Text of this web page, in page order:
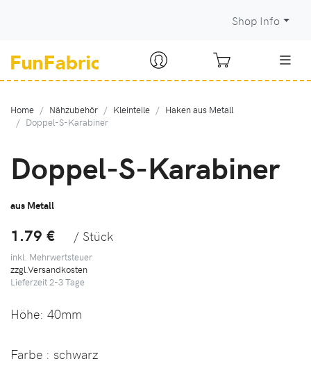
Shop Info
Home Nähzubehör Kleinteile
Haken aus Metall
Doppel-S-Karabiner
Doppel-S-Karabiner
aus Metall
1.79 € / Stück
inkl. Mehrwertsteuer
zzgl.Versandkosten
Lieferzeit 2-3Tage
Höhe: 40mm
Farbe : schwarz